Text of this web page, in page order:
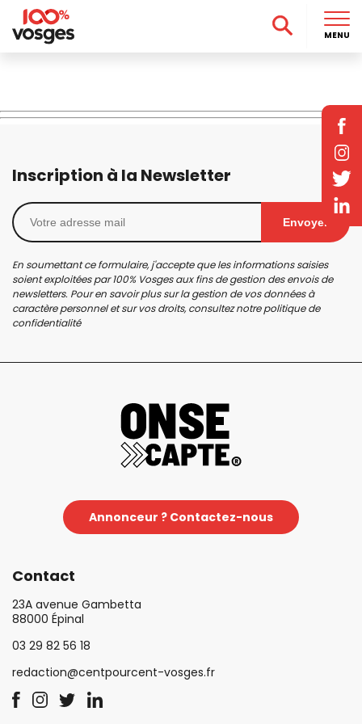
Inscription à la Newsletter
Envoyer
En soumettant ce formulaire, j'accepte que les informations saisies
soient exploitées par 100% Vosges aux fins de gestion des envois de
newsletters. Pour en savoir plus sur la gestion de vos données à
caractère personnel et sur vos droits, consultez notrepolitique de
confidentialité
Annonceur ? Contactez-nous
Contact
23A avenue Gambetta
88000 Épinal
03 29 82 56 18
redaction@centpourcent-vosges.fr
MENU